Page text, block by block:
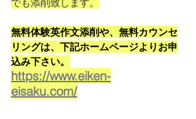
でも添削致します。
無料体験英作文添削や、無料カウンセ
リングは、下記ホームページよりお申
込み下さい。
https://www.eiken-
eisaku.com/